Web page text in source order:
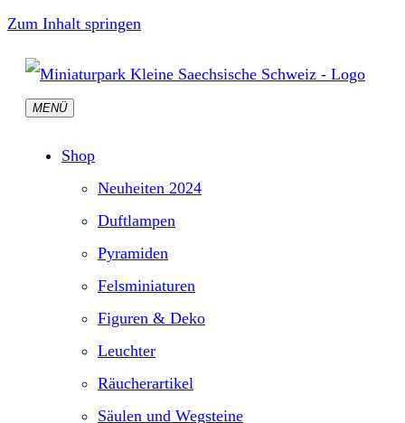
Zum Inhalt springen
MENÜ
Shop
Neuheiten 2024
Duftlampen
Pyramiden
Felsminiaturen
Figuren & Deko
Leuchter
Räucherartikel
Säulen und Wegsteine